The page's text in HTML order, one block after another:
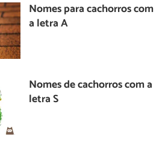
Nomes para cachorros com
a letra A
Nomes de cachorros com a
letra S